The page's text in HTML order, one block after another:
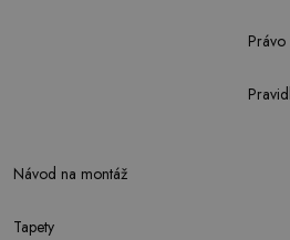
Návod na montáž
Tapety